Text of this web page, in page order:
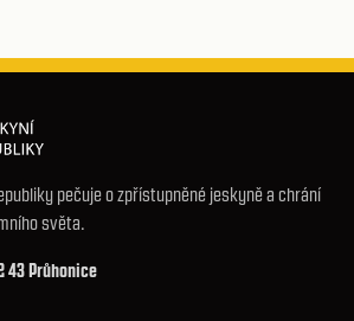
pečuje o zpřístupněné jeskyně a chrání
světa.
43 Průhonice